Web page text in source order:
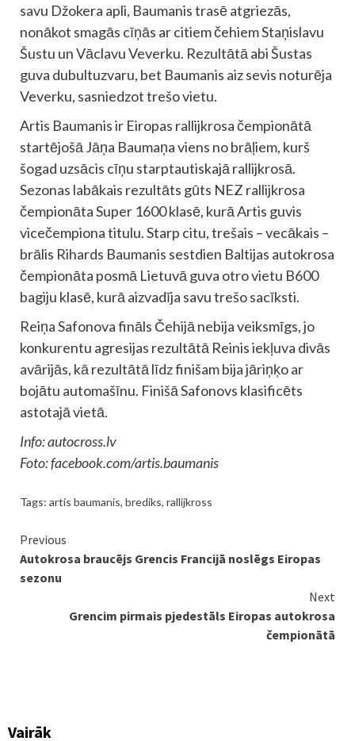
savu Džokera apli, Baumanis trasē atgriezās,
nonākot smagās cīņās ar citiem čehiem Staņislavu
Šustu un Vāclavu Veverku. Rezultātā abi Šustas
guva dubultuzvaru, bet Baumanis aiz sevis noturēja
Veverku, sasniedzot trešo vietu.
Artis Baumanis ir Eiropas rallijkrosa čempionātā
startējošā Jāņa Baumaņa viens no brāļiem, kurš
šogad uzsācis cīņu starptautiskajā rallijkrosā.
Sezonas labākais rezultāts gūts NEZ rallijkrosa
čempionāta Super 1600 klasē, kurā Artis guvis
vicečempiona titulu. Starp citu, trešais – vecākais –
brālis Rihards Baumanis sestdien Baltijas autokrosa
čempionāta posmā Lietuvā guva otro vietu B600
bagiju klasē, kurā aizvadīja savu trešo sacīksti.
Reiņa Safonova fināls Čehijā nebija veiksmīgs, jo
konkurentu agresijas rezultātā Reinis iekļuva divās
avārijās, kā rezultātā līdz finišam bija jāriņķo ar
bojātu automašīnu. Finišā Safonovs klasificēts
astotajā vietā.
Info: autocross.lv
Foto: facebook.com/artis.baumanis
Tags: artis baumanis, brediks, rallijkross
Continue
Reading
Previous
Autokrosa braucējs Grencis Francijā noslēgs Eiropas
sezonu
Next
Grencim pirmais pjedestāls Eiropas autokrosa
čempionātā
Vairāk